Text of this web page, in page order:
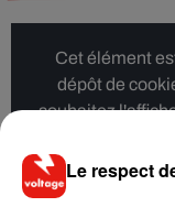
Cet élément
dépôt de
souhaitez
en
Le respect